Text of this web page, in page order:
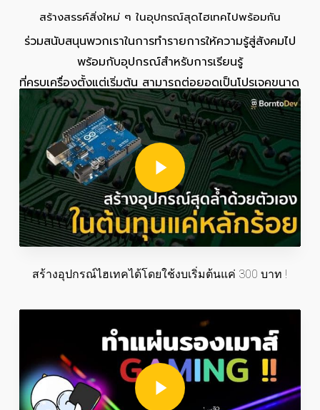
สร้างสรรค์สิ่งใหม่ ๆ ในอุปกรณ์สุดไฮเทคไปพร้อมกัน
ร่วมสนับสนุนพวกเราในการทำรายการให้ความรู้สู่สังคมไป
พร้อมกับอุปกรณ์สำหรับการเรียนรู้
ที่ครบเครื่องตั้งแต่เริ่มต้น สามารถต่อยอดเป็นโปรเจคขนาด
เล็กของตัวเองได้เลย
Play Video
Play Video
สร้างอุปกรณ์ไฮเทคได้โดยใช้งบเริ่มต้นแค่ 300 บาท !
Play Video
Play Video